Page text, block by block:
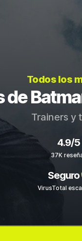
Todos los
de
Trainers y
4.9/5
37K
Seguro
VirusTotal